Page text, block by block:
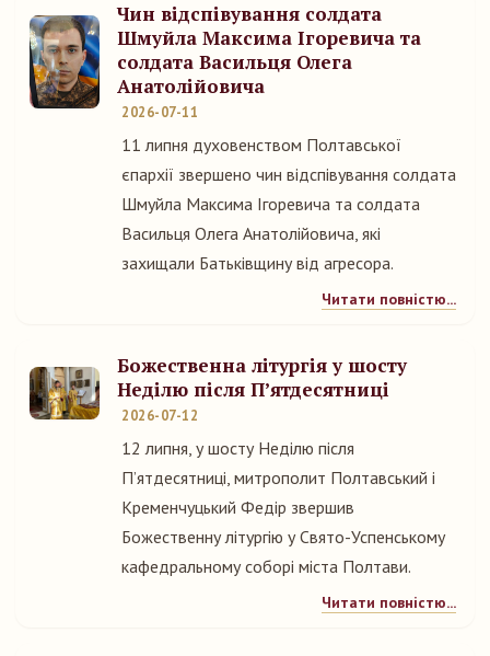
Чин відспівування солдата
Шмуйла Максима Ігоревича та
солдата Васильця Олега
Анатолійовича
2026-07-11
11 липня духовенством Полтавської
єпархії звершено чин відспівування солдата
Шмуйла Максима Ігоревича та солдата
Васильця Олега Анатолійовича, які
захищали Батьківщину від агресора.
Читати повністю...
Божественна літургія у шосту
Неділю після П’ятдесятниці
2026-07-12
12 липня, у шосту Неділю після
П’ятдесятниці, митрополит Полтавський і
Кременчуцький Федір звершив
Божественну літургію у Свято-Успенському
кафедральному соборі міста Полтави.
Читати повністю...